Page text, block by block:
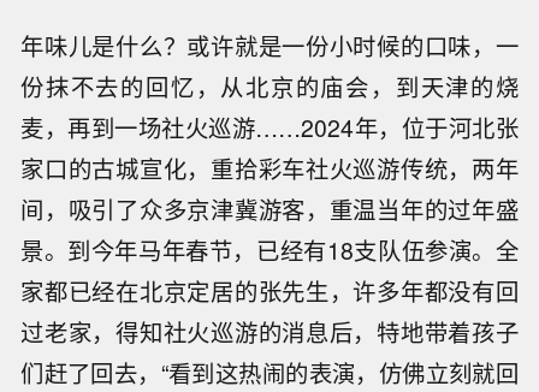
年味儿是什么？或许就是一份小时候的口味，一
份抹不去的回忆，从北京的庙会，到天津的烧
麦，再到一场社火巡游……2024年，位于河北张
家口的古城宣化，重拾彩车社火巡游传统，两年
间，吸引了众多京津冀游客，重温当年的过年盛
景。到今年马年春节，已经有18支队伍参演。全
家都已经在北京定居的张先生，许多年都没有回
过老家，得知社火巡游的消息后，特地带着孩子
们赶了回去，“看到这热闹的表演，仿佛立刻就回